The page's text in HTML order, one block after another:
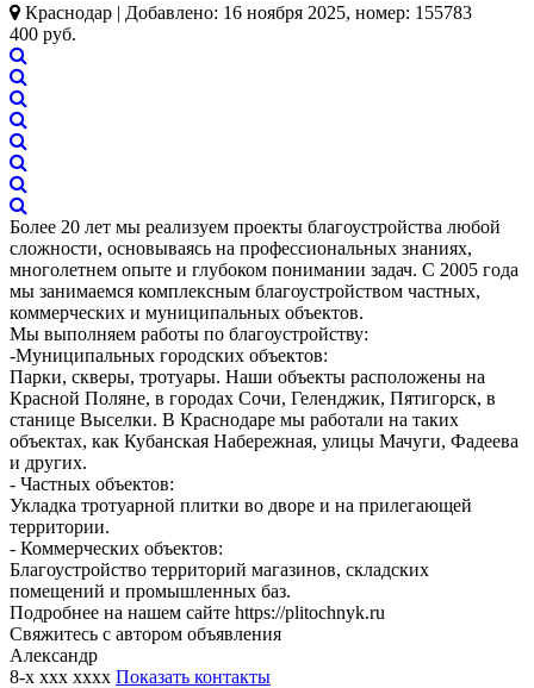
Краснодар | Добавлено: 16 ноября 2025, номер: 155783
400 руб.
Более 20 лет мы реализуем проекты благоустройства любой
сложности, основываясь на профессиональных знаниях,
многолетнем опыте и глубоком понимании задач. С 2005 года
мы занимаемся комплексным благоустройством частных,
коммерческих и муниципальных объектов.
Мы выполняем работы по благоустройству:
-Муниципальных городских объектов:
Парки, скверы, тротуары. Наши объекты расположены на
Красной Поляне, в городах Сочи, Геленджик, Пятигорск, в
станице Выселки. В Краснодаре мы работали на таких
объектах, как Кубанская Набережная, улицы Мачуги, Фадеева
и других.
- Частных объектов:
Укладка тротуарной плитки во дворе и на прилегающей
территории.
- Коммерческих объектов:
Благоустройство территорий магазинов, складских
помещений и промышленных баз.
Подробнее на нашем сайте https://plitochnyk.ru
Свяжитесь с автором объявления
Александр
8-x xxx xxxx Показать контакты